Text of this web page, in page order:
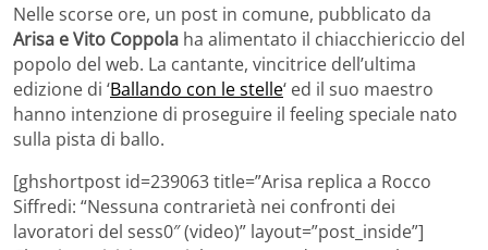
Nelle scorse ore, un post in comune, pubblicato da
Arisa e Vito Coppola ha alimentato il chiacchiericcio del
popolo del web. La cantante, vincitrice dell’ultima
edizione di ‘Ballando con le stelle‘ ed il suo maestro
hanno intenzione di proseguire il feeling speciale nato
sulla pista di ballo.
[ghshortpost id=239063 title=”Arisa replica a Rocco
Siffredi: “Nessuna contrarietà nei confronti dei
lavoratori del sess0″ (video)” layout=”post_inside”]